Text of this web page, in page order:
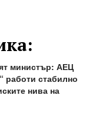
министър: АЕЦ
работи стабилно
нива на